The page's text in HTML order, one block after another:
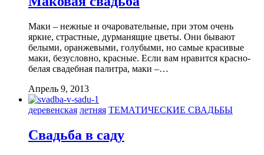
Маки – нежные и очаровательные, при этом очень
яркие, страстные, дурманящие цветы. Они бывают
белыми, оранжевыми, голубыми, но самые красивые
маки, безусловно, красные. Если вам нравится красно-
белая свадебная палитра, маки –…
Апрель 9, 2013
деревенская летняя ТЕМАТИЧЕСКИЕ СВАДЬБЫ
Свадьба в саду